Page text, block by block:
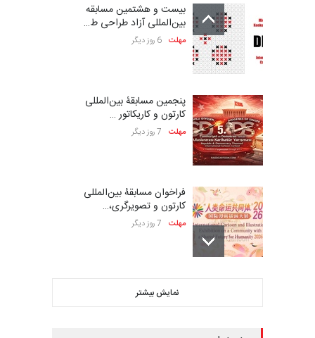
بیست و هشتمین مسابقه
بین‌المللی آزاد طراحی ط…
مهلت 6 روز دیگر
پنجمین مسابقۀ بین‌المللی
کارتون و کاریکاتور …
مهلت 7 روز دیگر
فراخوان مسابقۀ بین‌المللی
کارتون و تصویرگری،…
مهلت 7 روز دیگر
بین‌المللی کارتون لهستا…
نمایش بیشتر